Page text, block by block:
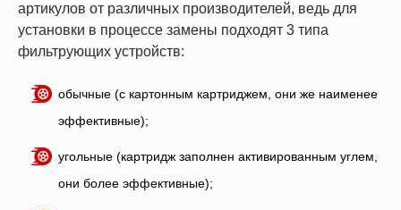
артикулов от различных производителей, ведь для
установки в процессе замены подходят 3 типа
фильтрующих устройств:
обычные (с картонным картриджем, они же наименее
эффективные);
угольные (картридж заполнен активированным углем,
они более эффективные);